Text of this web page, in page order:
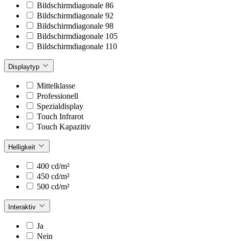
Bildschirmdiagonale 86
Bildschirmdiagonale 92
Bildschirmdiagonale 98
Bildschirmdiagonale 105
Bildschirmdiagonale 110
Displaytyp
Mittelklasse
Professionell
Spezialdisplay
Touch Infrarot
Touch Kapazitiv
Helligkeit
400 cd/m²
450 cd/m²
500 cd/m²
Interaktiv
Ja
Nein